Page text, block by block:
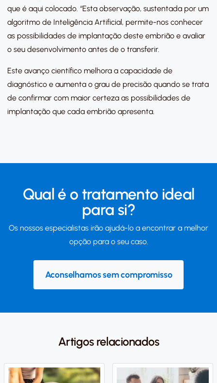
que é aqui colocado. “Esta observação, sustentada por um
algoritmo de Inteligência Artificial, permite-nos conhecer
as possibilidades de implantação deste embrião e avaliar
o seu desenvolvimento antes de o transferir.
Este avanço científico melhora a capacidade de
diagnóstico e aumenta o grau de precisão quando se trata
de confirmar com maior certeza as possibilidades de
implantação que cada embrião apresenta.
Qual é o tratamento ideal
para si?
Os nossos especialistas irão ajudá-lo a encontrar a melhor
opção para o seu caso.
Aconselhamos sem compromisso
Artigos relacionados